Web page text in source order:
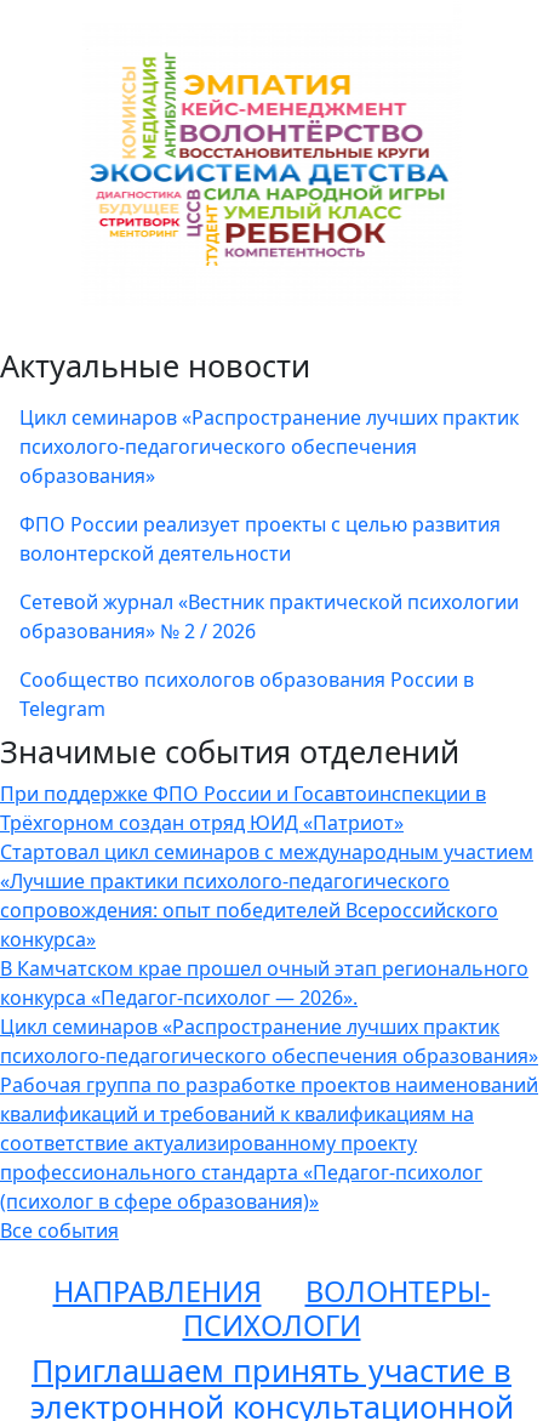
Актуальные новости
Цикл семинаров «Распространение лучших практик
психолого-педагогического обеспечения
образования»
ФПО России реализует проекты с целью развития
волонтерской деятельности
Сетевой журнал «Вестник практической психологии
образования» № 2 / 2026
Сообщество психологов образования России в
Telegram
Значимые события отделений
При поддержке ФПО России и Госавтоинспекции в
Трёхгорном создан отряд ЮИД «Патриот»
Стартовал цикл семинаров с международным участием
«Лучшие практики психолого-педагогического
сопровождения: опыт победителей Всероссийского
конкурса»
В Камчатском крае прошел очный этап регионального
конкурса «Педагог-психолог — 2026».
Цикл семинаров «Распространение лучших практик
психолого-педагогического обеспечения образования»
Рабочая группа по разработке проектов наименований
квалификаций и требований к квалификациям на
соответствие актуализированному проекту
профессионального стандарта «Педагог-психолог
(психолог в сфере образования)»
Все события
НАПРАВЛЕНИЯ
ВОЛОНТЕРЫ-
ПСИХОЛОГИ
Приглашаем принять участие в
электронной консультационной